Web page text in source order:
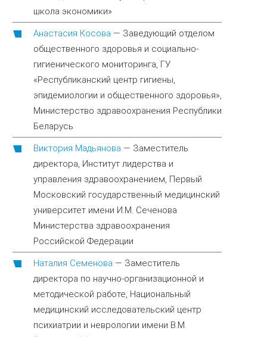
школа экономики»
Анастасия Косова — Заведующий отделом
общественного здоровья и социально-
гигиенического мониторинга, ГУ
«Республиканский центр гигиены,
эпидемиологии и общественного здоровья»,
Министерство здравоохранения Республики
Беларусь
Виктория Мадьянова — Заместитель
директора, Институт лидерства и
управления здравоохранением, Первый
Московский государственный медицинский
университет имени И.М. Сеченова
Министерства здравоохранения
Российской Федерации
Наталия Семенова — Заместитель
директора по научно-организационной и
методической работе, Национальный
медицинский исследовательский центр
психиатрии и неврологии имени В.М.